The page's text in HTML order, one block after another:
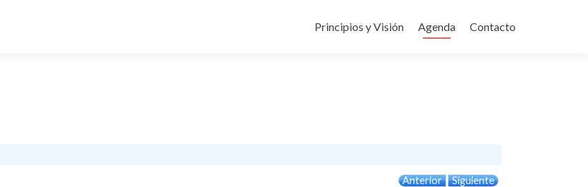
al
Principios y Visión Agenda Contacto
Anterior Siguiente